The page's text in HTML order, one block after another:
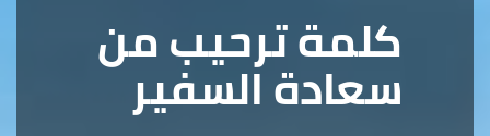
كلمة ترحيب من
سعادة السفير